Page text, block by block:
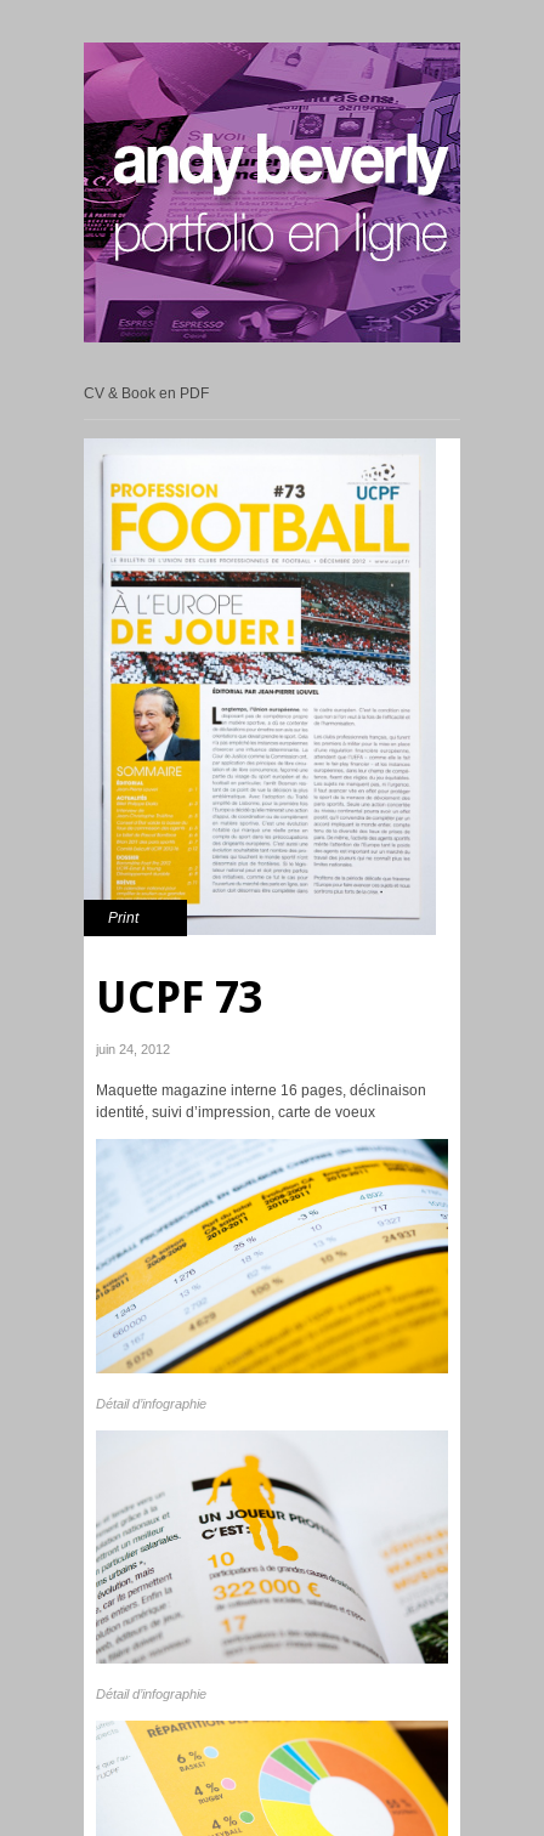
CV & Book en PDF
Print
UCPF 73
juin 24, 2012
Maquette magazine interne 16 pages, déclinaison
identité, suivi d’impression, carte de voeux
Détail d’infographie
Détail d’infographie